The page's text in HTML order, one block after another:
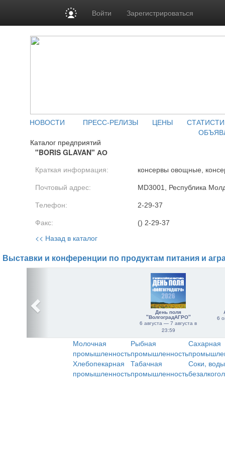
Войти Зарегистрироваться
НОВОСТИ ПРЕСС-РЕЛИЗЫ ЦЕНЫ
Каталог предприятий
"BORIS GLAVAN" АО
Краткая информация: консервы овощные,
Почтовый адрес: MD3001, Республика
Телефон: 2-29-37
Факс: () 2-29-37
<< Назад в каталог
Выставки и конференции по продуктам питания и
День поля
"ВолгоградАГРО"
6 августа — 7 августа в
23:59
6
Молочная
промышленность
Рыбная
промышленность
Сахарная
Хлебопекарная
промышленность
Табачная
промышленность
Соки,